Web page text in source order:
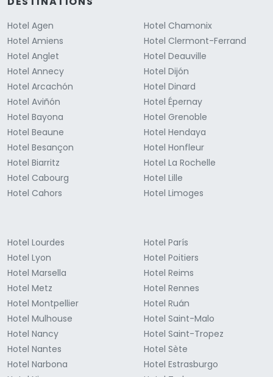
Hotel Agen
Hotel Amiens
Hotel Anglet
Hotel Annecy
Hotel Arcachón
Hotel Aviñón
Hotel Bayona
Hotel Beaune
Hotel Besançon
Hotel Biarritz
Hotel Cabourg
Hotel Cahors
Hotel Chamonix
Hotel Clermont-Ferrand
Hotel Deauville
Hotel Dijón
Hotel Dinard
Hotel Épernay
Hotel Grenoble
Hotel Hendaya
Hotel Honfleur
Hotel La Rochelle
Hotel Lille
Hotel Limoges
Hotel Lourdes
Hotel Lyon
Hotel Marsella
Hotel Metz
Hotel Montpellier
Hotel Mulhouse
Hotel Nancy
Hotel Nantes
Hotel Narbona
Hotel París
Hotel Poitiers
Hotel Reims
Hotel Rennes
Hotel Ruán
Hotel Saint-Malo
Hotel Saint-Tropez
Hotel Sète
Hotel Estrasburgo